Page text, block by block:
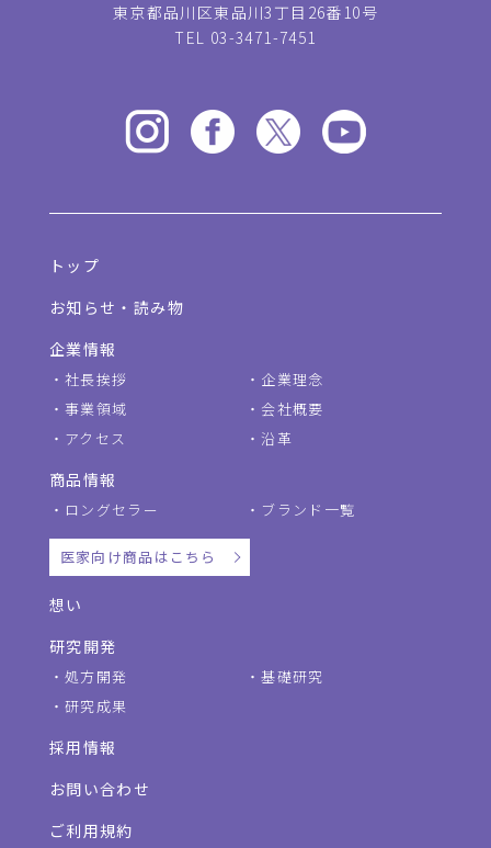
東京都品川区東品川3丁目26番10号
TEL 03-3471-7451
トップ
お知らせ・読み物
企業情報
社長挨拶
企業理念
事業領域
会社概要
アクセス
沿革
商品情報
ロングセラー ブランド一覧
医家向け商品はこちら
想い
研究開発
処方開発
基礎研究
研究成果
採用情報
お問い合わせ
ご利用規約